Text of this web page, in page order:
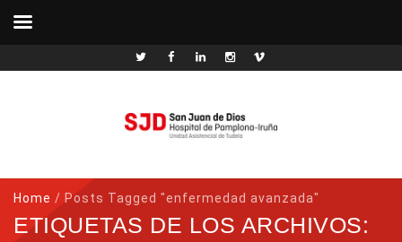
Home / Posts Tagged "enfermedad avanzada"
ETIQUETAS DE LOS ARCHIVOS: